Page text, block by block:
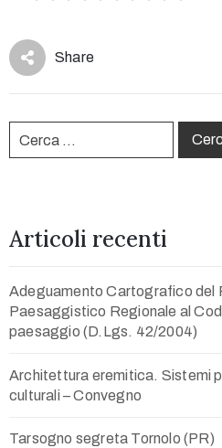
Share
Articoli recenti
Adeguamento Cartografico del
Paesaggistico Regionale al
paesaggio (D.Lgs. 42/2004)
Architettura eremitica. Sistemi
culturali – Convegno
Tarsogno segreta Tornolo (PR)